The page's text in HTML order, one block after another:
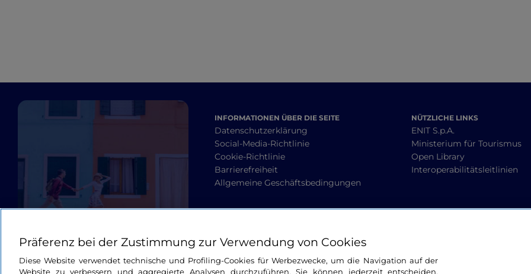
INFORMATIONEN ÜBER DIE SEITE
Datenschutzerklärung
Social-Media-Richtlinie
Cookie-Richtlinie
Barrierefreiheit
Allgemeine Geschäftsbedingungen
NÜTZLICHE LINKS
ENIT S.p.A.
Ministerium für Tourismus
Open Library
Interoperabilitätsleitlinien
Präferenz bei der Zustimmung zur Verwendung von Cookies
Diese Website verwendet technische und Profiling-Cookies für Werbezwecke, um die Navigation auf der
Website zu verbessern und aggregierte Analysen durchzuführen. Sie können jederzeit entscheiden,